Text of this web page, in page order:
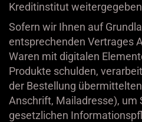
Kreditinstitut
Sofern wir Ihnen auf
entsprechenden Vertrages
Waren mit digitalen
Produkte schulden,
der Bestellung
Anschrift, Mailadresse), um
gesetzlichen